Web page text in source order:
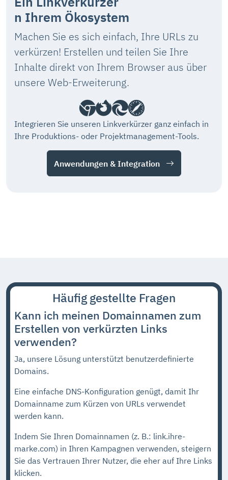
n Ihrem Ökosystem
Machen Sie es sich einfach, Ihre URLs zu
verkürzen! Erstellen und teilen Sie Ihre
Inhalte direkt von Ihrem Browser aus über
unsere Web-Erweiterung.
Integrieren Sie unseren Linkverkürzer ganz einfach in
Ihre Produktions- oder Projektmanagement-Tools.
Anwendungen & Integration
Häufig gestellte Fragen
Kann ich meinen Domainnamen zum
Erstellen von verkürzten Links
verwenden?
Ja, unsere Lösung unterstützt benutzerdefinierte
Domains.
Eine einfache DNS-Konfiguration genügt, damit Ihr
Domainname zum Kürzen von URLs verwendet
werden kann.
Indem Sie Ihren Domainnamen (z. B.: link.ihre-
marke.com) in Ihren Kampagnen verwenden, steigern
Sie das Vertrauen Ihrer Nutzer, die eher auf Ihre Links
klicken.